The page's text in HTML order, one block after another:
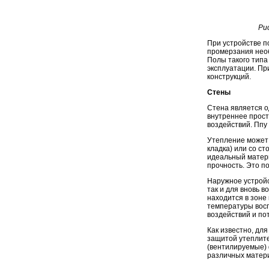
При устройстве
промерзания
Полы такого
эксплуатации.
конструкций.
Стены
Стена является
внутреннее
воздействий.
Утепление может
кладка) или со
идеальный
прочность. Это
Наружное
так и для вновь
находится в
температуры
воздействий и
Как известно,
защитой
различных